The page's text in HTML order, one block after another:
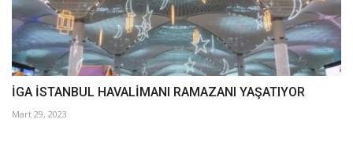
İGA İSTANBUL HAVALİMANI RAMAZANI YAŞATIYOR
Mart 29, 2023